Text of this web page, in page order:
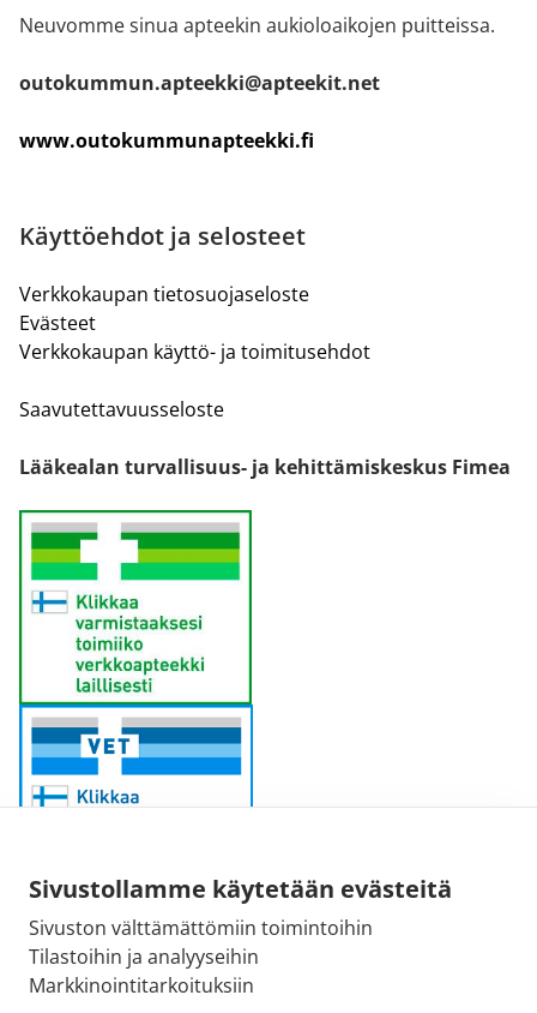
Sivustollamme käytetään evästeitä
Sivuston välttämättömiin toimintoihin
Tilastoihin ja analyyseihin
Markkinointitarkoituksiin
Neuvomme sinua apteekin aukioloaikojen puitteissa.
outokummun.apteekki@apteekit.net
www.outokummunapteekki.fi
Käyttöehdot ja selosteet
Verkkokaupan tietosuojaseloste
Evästeet
Verkkokaupan käyttö- ja toimitusehdot
Saavutettavuusseloste
Lääkealan turvallisuus- ja kehittämiskeskus Fimea
Sähköpostiosoite:
kirjaamo@fimea.fi